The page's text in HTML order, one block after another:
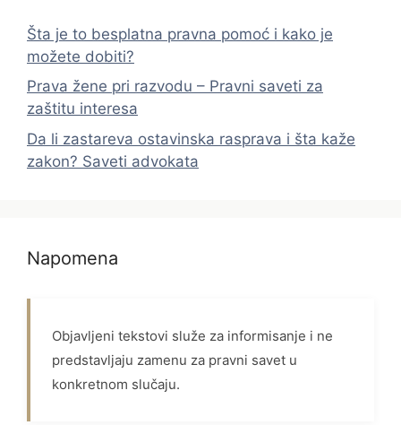
Šta je to besplatna pravna pomoć i kako je
možete dobiti?
Prava žene pri razvodu – Pravni saveti za
zaštitu interesa
Da li zastareva ostavinska rasprava i šta kaže
zakon? Saveti advokata
Napomena
Objavljeni tekstovi služe za informisanje i ne
predstavljaju zamenu za pravni savet u
konkretnom slučaju.